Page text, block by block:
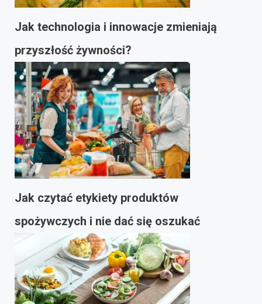
Jak technologia i innowacje zmieniają
przyszłość żywności?
Jak czytać etykiety produktów
spożywczych i nie dać się oszukać